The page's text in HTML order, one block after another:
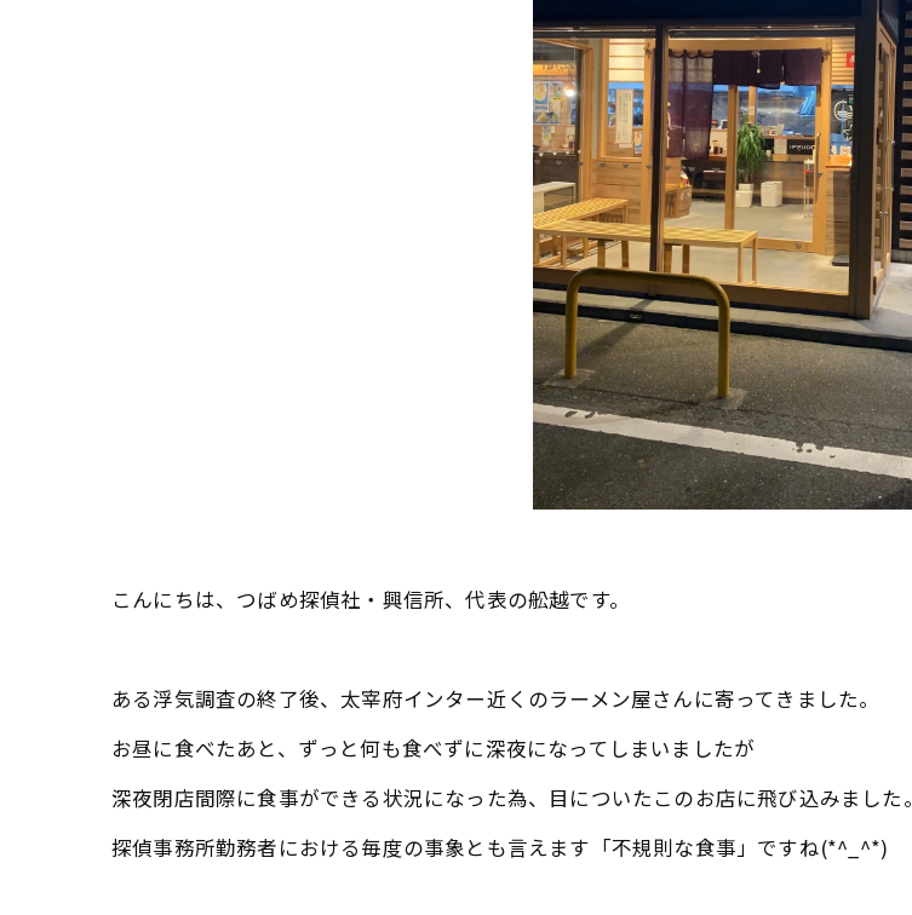
こんにちは、つばめ探偵社・興信所、代表の舩越です。
ある浮気調査の終了後、太宰府インター近くのラーメン屋さんに寄ってきました。
お昼に食べたあと、ずっと何も食べずに深夜になってしまいましたが
深夜閉店間際に食事ができる状況になった為、目についたこのお店に飛び込みました。
探偵事務所勤務者における毎度の事象とも言えます「不規則な食事」ですね(*^_^*)